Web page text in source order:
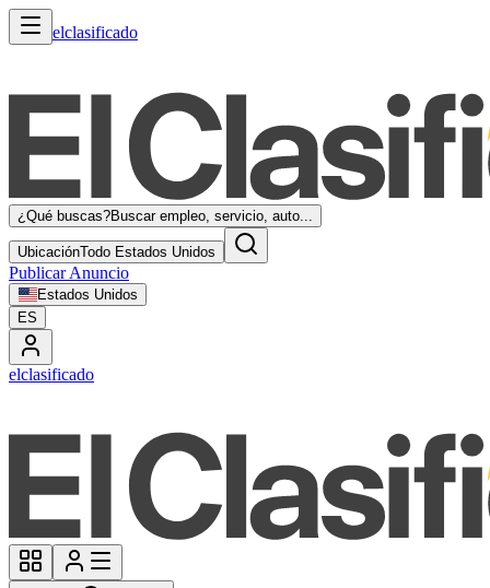
elclasificado
¿Qué buscas?Buscar empleo, servicio, auto...
UbicaciónTodo Estados Unidos
Publicar Anuncio
Estados Unidos
ES
elclasificado